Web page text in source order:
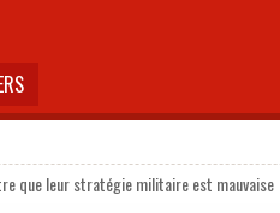
que leur stratégie militaire est mauvaise